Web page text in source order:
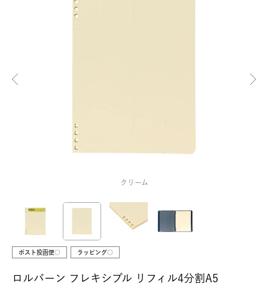
クリーム
ポスト投函便○ ラッピング○
ロルバーン フレキシブル リフィル4分割A5